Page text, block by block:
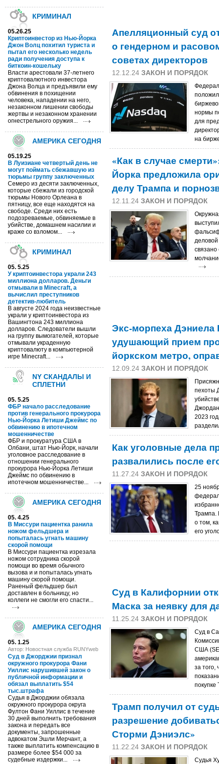
КРИМИНАЛ
05.26.25
Криптоинвестор из Нью-Йорка
Джон Волц похитил туриста и
пытал его несколько недель
ради получения доступа к
биткоин-кошельку
Власти арестовали 37-летнего
криптовалютного инвестора
Джона Волца и предъявили ему
обвинения в похищении
человека, нападении на него,
незаконном лишении свободы
жертвы и незаконном хранении
огнестрельного оружия...
АМЕРИКА СЕГОДНЯ
05.19.25
В Луизиане четвертый день не
могут поймать сбежавшую из
тюрьмы группу заключенных
Семеро из десяти заключенных,
которые сбежали из городской
тюрьмы Нового Орлеана в
пятницу, все еще находятся на
свободе. Среди них есть
подозреваемые, обвиняемые в
убийстве, домашнем насилии и
краже со взломом...
КРИМИНАЛ
05. 5.25
У криптоинвестора украли 243
миллиона долларов. Деньги
отмывали в Minecraft, а
вычислил преступников
детектив-любитель
В августе 2024 года неизвестные
украли у криптоинвестора из
Вашингтона 243 миллиона
долларов. Cледователи вышли
на группу вымогателей, которые
отмывали украденную
криптовалюту в компьютерной
игре Minecraft...
NY СКАНДАЛЫ И
СПЛЕТНИ
05. 5.25
ФБР начало расследование
против генерального прокурора
Нью-Йорка Летиши Джеймс по
обвинению в ипотечном
мошенничестве
ФБР и прокуратура США в
Олбани, штат Нью-Йорк, начали
уголовное расследование в
отношении генерального
прокурора Нью-Йорка Летиши
Джеймс по обвинению в
ипотечном мошенничестве...
АМЕРИКА СЕГОДНЯ
05. 4.25
В Миссури пациентка ранила
ножом фельдшера и
попыталась угнать машину
скорой помощи
В Миссури пациентка изрезала
ножом сотрудника скорой
помощи во время обычного
вызова и и попыталась угнать
машину скорой помощи.
Раненый фельдшер был
доставлен в больницу, но
коллеги не смогли его спасти...
АМЕРИКА СЕГОДНЯ
05. 1.25
Автор: Новостная служба RUNYweb
Суд в Джорджии признал
окружного прокурора Фани
Уиллис нарушившей закон о
публичной информации и
обязал выплатить $54
тыс.штрафа
Судья в Джорджии обязала
окружного прокурора округа
Фултон Фани Уиллис в течение
30 дней выполнить требования
закона и передать все
документы, запрошенные
адвокатом Эшли Мерчант, а
также выплатить компенсацию в
размере более $54 000 за
судебные издержки...
Апелляционный суд
о гендерном и
советах директоров
12.12.24 ЗАКОН И ПОРЯДОК
нормы
для
на
«Как в случае
Йорка предложила
делу Трампа и
12.11.24 ЗАКОН И ПОРЯДОК
деловой
связано
Экс-морпеха
удушающий прием
йоркском метро,
12.09.24 ЗАКОН И ПОРЯДОК
пехоты
2023
Как уголовные дела
развалились после
11.27.24 ЗАКОН И ПОРЯДОК
25
Трампа.
о том,
его
Суд в Калифорнии
Маска за неявку для
11.25.24 ЗАКОН И ПОРЯДОК
Суд в
США
за того,
покупке
Трамп получил от
разрешение
Сторми Дэниэлс»
11.22.24 ЗАКОН И ПОРЯДОК
Судья